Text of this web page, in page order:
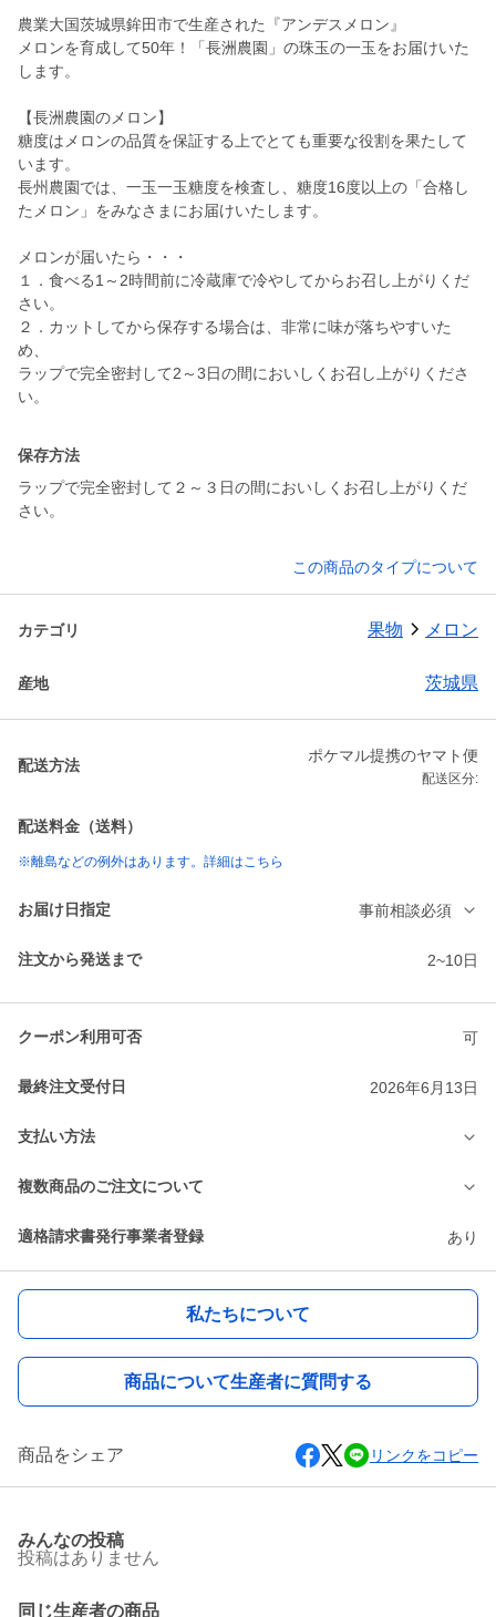
農業大国茨城県鉾田市で生産された『アンデスメロン』
メロンを育成して50年！「長洲農園」の珠玉の一玉をお届けいた
します。
【長洲農園のメロン】
糖度はメロンの品質を保証する上でとても重要な役割を果たして
います。
長州農園では、一玉一玉糖度を検査し、糖度16度以上の「合格し
たメロン」をみなさまにお届けいたします。
メロンが届いたら・・・
１．食べる1～2時間前に冷蔵庫で冷やしてからお召し上がりくだ
さい。
２．カットしてから保存する場合は、非常に味が落ちやすいた
め、
ラップで完全密封して2～3日の間においしくお召し上がりくださ
い。
保存方法
ラップで完全密封して２～３日の間においしくお召し上がりくだ
さい。
この商品のタイプについて
カテゴリ 果物 メロン
産地 茨城県
配送方法
ポケマル提携のヤマト便
配送区分:
配送料金（送料）
※離島などの例外はあります。詳細はこちら
お届け日指定 事前相談必須
注文から発送まで 2~10日
クーポン利用可否 可
最終注文受付日 2026年6月13日
支払い方法
複数商品のご注文について
適格請求書発行事業者登録 あり
私たちについて
商品について生産者に質問する
商品をシェア リンクをコピー
みんなの投稿
投稿はありません
同じ生産者の商品